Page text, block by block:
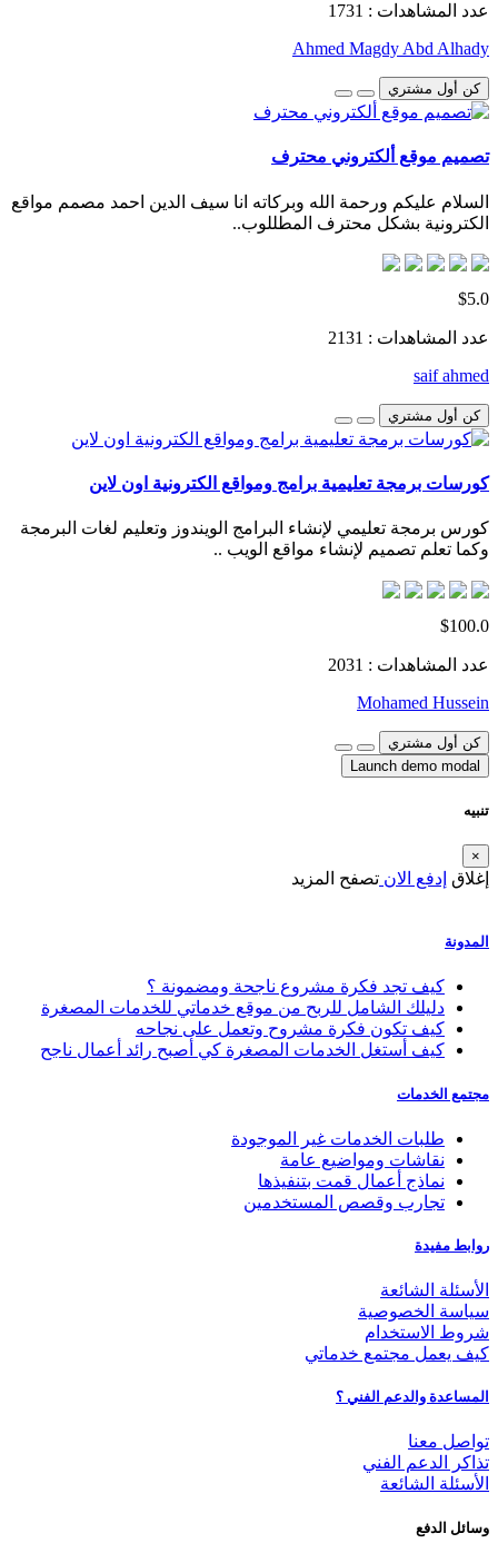
عدد المشاهدات : 1731
Ahmed Magdy Abd Alhady
كن أول مشتري
تصميم موقع ألكتروني محترف
السلام عليكم ورحمة الله وبركاته انا سيف الدين احمد مصمم مواقع
الكترونية بشكل محترف المطللوب..
$5.0
عدد المشاهدات : 2131
saif ahmed
كن أول مشتري
كورسات برمجة تعليمية برامج ومواقع الكترونية اون لاين
كورس برمجة تعليمي لإنشاء البرامج الويندوز وتعليم لغات البرمجة
وكما تعلم تصميم لإنشاء مواقع الويب ..
$100.0
عدد المشاهدات : 2031
Mohamed Hussein
كن أول مشتري
Launch demo modal
تنبيه
×
إغلاق إدفع الان تصفح المزيد
المدونة
كيف تجد فكرة مشروع ناجحة ومضمونة ؟
دليلك الشامل للربح من موقع خدماتي للخدمات المصغرة
كيف تكون فكرة مشروح وتعمل على نجاحه
كيف أستغل الخدمات المصغرة كي أصبح رائد أعمال ناجح
مجتمع الخدمات
طلبات الخدمات غير الموجودة
نقاشات ومواضيع عامة
نماذج أعمال قمت بتنفيذها
تجارب وقصص المستخدمين
روابط مفيدة
الأسئلة الشائعة
سياسة الخصوصية
شروط الاستخدام
كيف يعمل مجتمع خدماتي
المساعدة والدعم الفني ؟
تواصل معنا
تذاكر الدعم الفني
الأسئلة الشائعة
وسائل الدفع